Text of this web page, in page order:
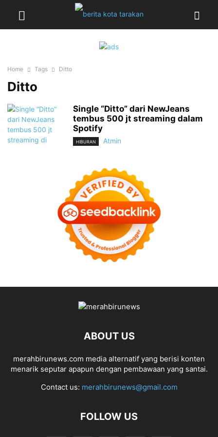
Home Tags Ditto
Ditto
Single “Ditto” dari NewJeans
tembus 500 jt streaming dalam
Spotify
HIBURAN Atmin
ABOUT US
merahbirunews.com media alternatif yang berisi konten
menarik seputar apapun dengan pembawaan yang santai.
Contact us: merahbirunews@gmail.com
FOLLOW US